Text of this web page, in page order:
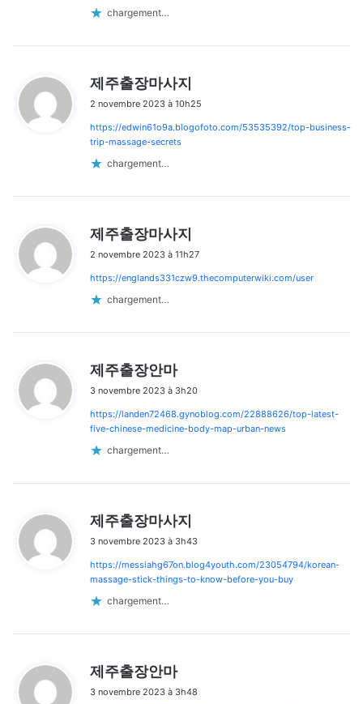
chargement…
제주출장마사지
t
2 novembre 2023 à 10h25
https://edwin61o9a.blogofoto.com/53535392/top-business-
trip-massage-secrets
chargement…
제주출장마사지
t
2 novembre 2023 à 11h27
https://englands331czw9.thecomputerwiki.com/user
chargement…
제주출장안마
t
:
3 novembre 2023 à 3h20
https://landen72468.gynoblog.com/22888626/top-latest-
five-chinese-medicine-body-map-urban-news
chargement…
제주출장마사지
t
:
3 novembre 2023 à 3h43
https://messiahg67on.blog4youth.com/23054794/korean-
massage-stick-things-to-know-before-you-buy
chargement…
제주출장안마
t
3 novembre 2023 à 3h48